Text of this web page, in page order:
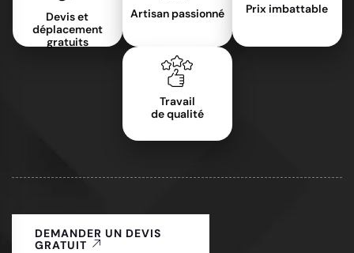
Devis et
déplacement
gratuits
Artisan passionné Prix imbattable
Travail
de qualité
DEMANDER UN DEVIS
GRATUIT